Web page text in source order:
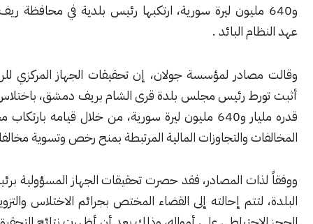
مليون ليرة سورية، ارتكبها رئيس بلدية في محافظة ريف دمشق في
البائد .
لمؤسسة جولان، إن تحقيقات الجهاز المركزي للرقابة المالية
رئيس مجلس بلدة قرى الشام بريف دمشق، باختلاس مبلغ مالي
قدره مليار و640 مليون ليرة سورية، من خلال قيامه بارتكاب مجموعة من
والتجاوزات المالية المرتبطة بمنح رخص وتسوية مخالفات البناء.
المصادر، فقد حصرت تحقيقات الجهاز المسؤولية برئيس مجلس
إحالته إلى القضاء المختص بجرائم الاختلاس والتزوير، مع إلقاء